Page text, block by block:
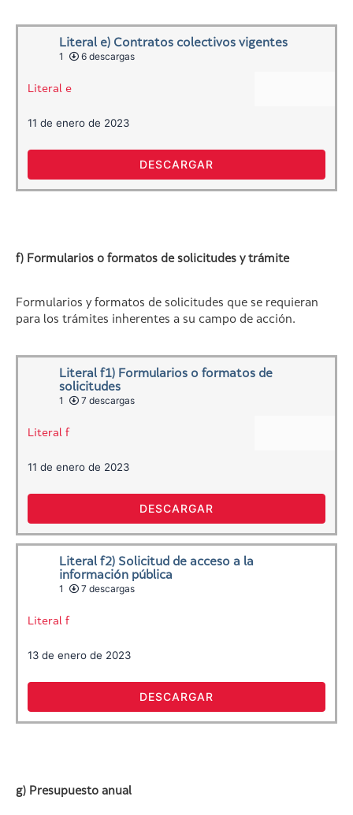
Literal e) Contratos colectivos vigentes
1
6 descargas
Literal e
11 de enero de 2023
DESCARGAR
f) Formularios o formatos de solicitudes y trámite
Formularios y formatos de solicitudes que se requieran
para los trámites inherentes a su campo de acción.
Literal f1) Formularios o formatos de
solicitudes
1
7 descargas
Literal f
11 de enero de 2023
DESCARGAR
Literal f2) Solicitud de acceso a la
información pública
1
7 descargas
Literal f
13 de enero de 2023
DESCARGAR
g) Presupuesto anual